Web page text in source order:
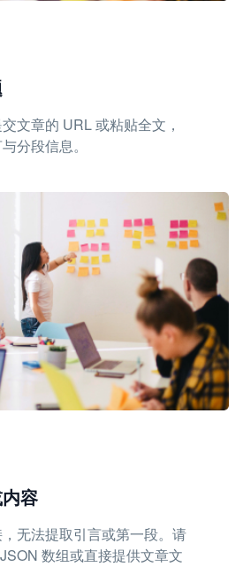
文章的 URL 或粘贴全文，
分段信息。
容
无法提取引言或第一段。请
数组或直接提供文章文